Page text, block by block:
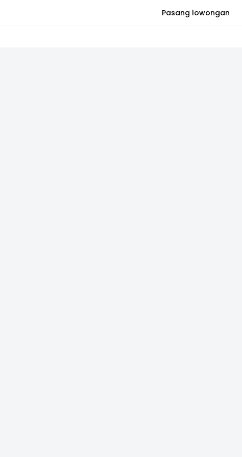
Pasang lowongan